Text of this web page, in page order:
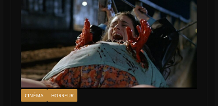
CINÉMA HORREUR